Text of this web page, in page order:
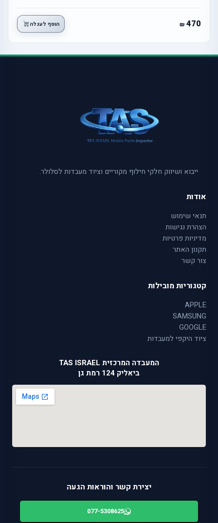
470 הוסף לעגלה
ייבוא ושיווק חלקי חילוף מקוריים וציוד מעבדות לסלולר.
אודות
תנאי שימוש
הצהרת נגישות
מדיניות פרטיות
תקנון האתר
צור קשר
קטגוריות מובילות
APPLE
SAMSUNG
GOOGLE
ציוד היקפי למעבדות
המעבדה המרכזית TAS ISRAEL
ביאליק 124 רמת גן
יצירת קשר והוראות הגעה
077-5308625